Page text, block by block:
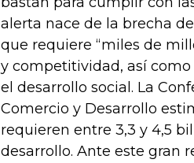
alerta nace de la brecha
que requiere “miles de
y competitividad, así
el desarrollo social. La
Comercio y Desarrollo
requieren entre 3,3 y 4,5
desarrollo. Ante este gran